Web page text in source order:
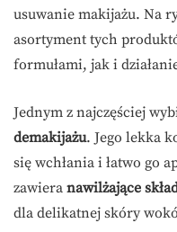
usuwanie makijażu. Na
asortyment tych
formułami, jak i
Jednym z najczęściej
demakijażu. Jego lekka
się wchłania i łatwo go
zawiera nawilżające
dla delikatnej skóry